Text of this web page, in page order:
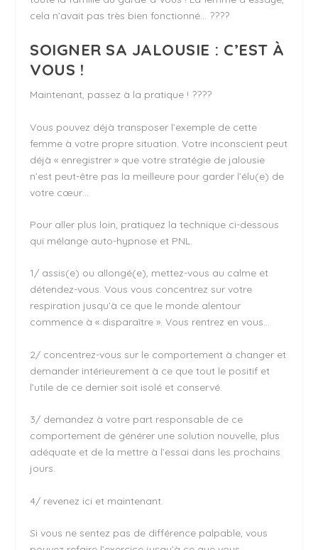
cela n’avait pas très bien fonctionné… ????
SOIGNER SA JALOUSIE : C’EST À
VOUS !
Maintenant, passez à la pratique ! ????
Vous pouvez déjà transposer l’exemple de cette
femme à votre propre situation. Votre inconscient peut
déjà « enregistrer » que votre stratégie de jalousie
n’est peut-être pas la meilleure pour garder l’élu(e) de
votre cœur…
Pour aller plus loin, pratiquez la technique ci-dessous
qui mélange auto-hypnose et PNL.
1/ assis(e) ou allongé(e), mettez-vous au calme et
détendez-vous. Vous vous concentrez sur votre
respiration jusqu’à ce que le monde alentour
commence à « disparaître ». Vous rentrez en vous…
2/ concentrez-vous sur le comportement à changer et
demander intérieurement à ce que tout le positif et
l’utile de ce dernier soit isolé et conservé.
3/ demandez à votre part responsable de ce
comportement de générer une solution nouvelle, plus
adéquate et de la mettre à l’essai dans les prochains
jours.
4/ revenez ici et maintenant.
Si vous ne sentez pas de différence palpable, vous